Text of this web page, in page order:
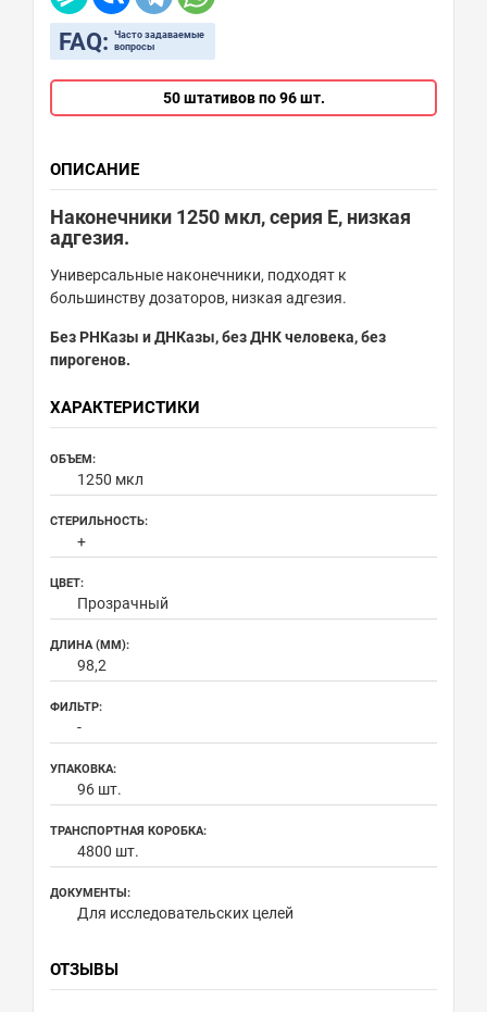
FAQ: Часто задаваемые
вопросы
50 штативов по 96 шт.
ОПИСАНИЕ
Наконечники 1250 мкл, серия Е, низкая
адгезия.
Универсальные наконечники, подходят к
большинству дозаторов, низкая адгезия.
Без РНКазы и ДНКазы, без ДНК человека, без
пирогенов.
ХАРАКТЕРИСТИКИ
ОБЪЕМ:
1250 мкл
СТЕРИЛЬНОСТЬ:
+
ЦВЕТ:
Прозрачный
ДЛИНА (ММ):
98,2
ФИЛЬТР:
-
УПАКОВКА:
96 шт.
ТРАНСПОРТНАЯ КОРОБКА:
4800 шт.
ДОКУМЕНТЫ:
Для исследовательских целей
ОТЗЫВЫ